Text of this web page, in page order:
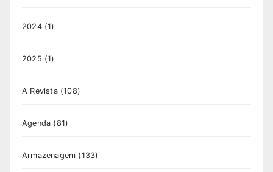
2024(1)
2025 (1)
A Revista(108)
Agenda (81)
Armazenagem (133)